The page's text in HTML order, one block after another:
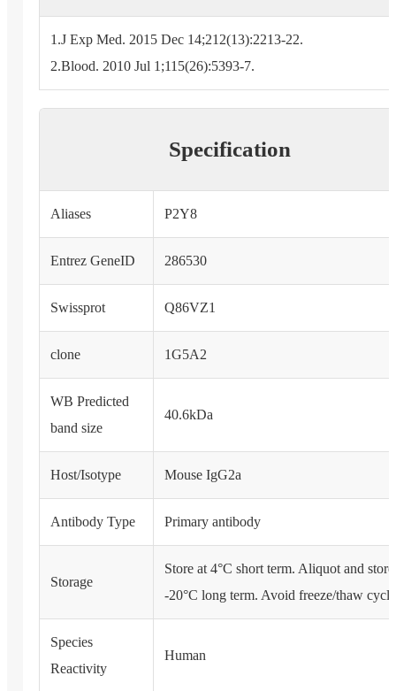
1.J Exp Med. 2015 Dec 14;212(13):2213-22.
2.Blood. 2010 Jul 1;115(26):5393-7.
Specification
Aliases P2Y8
Entrez GeneID 286530
Swissprot Q86VZ1
clone 1G5A2
WB Predicted
band size
40.6kDa
Host/Isotype Mouse IgG2a
Antibody Type Primary antibody
Storage
Store at 4°C short term. Aliquot and store
-20°C long term. Avoid freeze/thaw
Species
Reactivity
Human